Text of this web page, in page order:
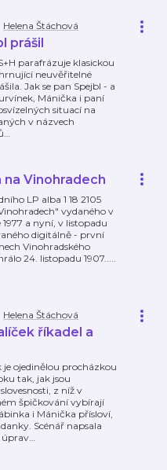
Helena Štáchová
prášil
parafrázuje klasickou
neuvěřitelné
Jak se pan Spejbl - a
Mánička i paní
situací na
v názvech
…
na Vinohradech
LP alba 1 18 2105
vydaného v
a nyní, v listopadu
digitálně - první
Vinohradského
24. listopadu 1907.....
Helena Štáchová
říkadel a
ojedinělou procházkou
tak, jak jsou
z níž v
špičkování vybírají
i Mánička přísloví,
Scénář napsala
úprav…